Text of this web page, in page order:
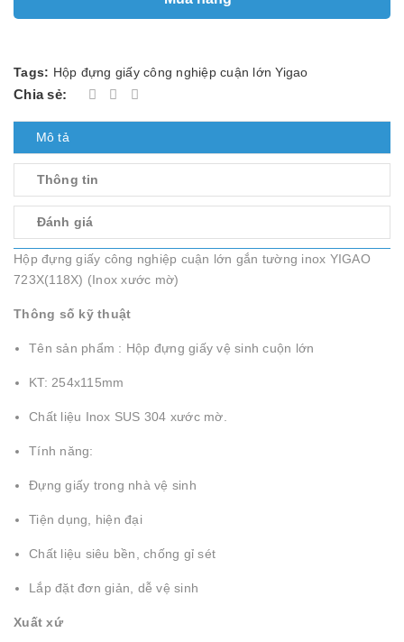
Tags: Hộp đựng giấy công nghiệp cuận lớn Yigao
Chia sẻ:
Mô tả
Thông tin
Đánh giá
Hộp đựng giấy công nghiệp cuận lớn gắn tường inox YIGAO
723X(118X) (Inox xước mờ)
Thông số kỹ thuật
Tên sản phẩm : Hộp đựng giấy vệ sinh cuộn lớn
KT: 254x115mm
Chất liệu Inox SUS 304 xước mờ.
Tính năng:
Đựng giấy trong nhà vệ sinh
Tiện dụng, hiện đại
Chất liệu siêu bền, chống gỉ sét
Lắp đặt đơn giản, dễ vệ sinh
Xuất xứ